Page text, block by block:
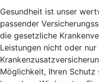
Gesundheit ist unser
passender
die gesetzliche
Leistungen nicht oder
Möglichkeit, Ihren